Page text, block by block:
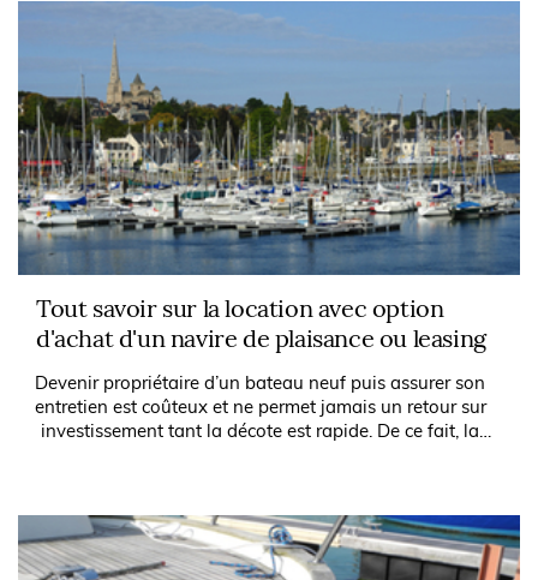
Tout savoir sur la location avec option
d'achat d'un navire de plaisance ou leasing
Devenir propriétaire d’un bateau neuf puis assurer son
entretien est coûteux et ne permet jamais un retour sur
investissement tant la décote est rapide. De ce fait, la